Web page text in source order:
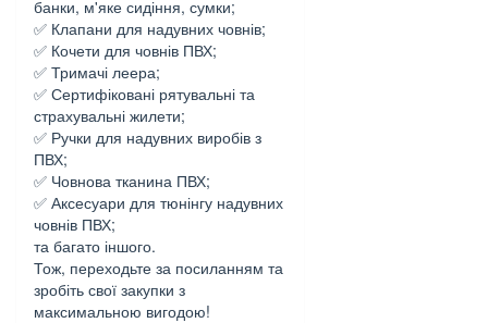
банки, м'яке сидіння, сумки;
✅ Клапани для надувних човнів;
✅ Кочети для човнів ПВХ;
✅ Тримачі леера;
✅ Сертифіковані рятувальні та
страхувальні жилети;
✅ Ручки для надувних виробів з
ПВХ;
✅ Човнова тканина ПВХ;
✅ Аксесуари для тюнінгу надувних
човнів ПВХ;
та багато іншого.
Тож, переходьте за посиланням та
зробіть свої закупки з
максимальною вигодою!